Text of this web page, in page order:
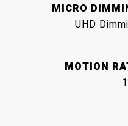
MICRO
UHD
MOTION